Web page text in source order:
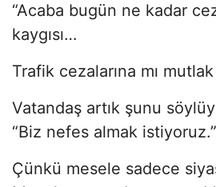
“Acaba bugün ne kadar
kaygısı…
Trafik cezalarına mı
Vatandaş artık şunu
“Biz nefes almak istiyoruz.”
Çünkü mesele sadece